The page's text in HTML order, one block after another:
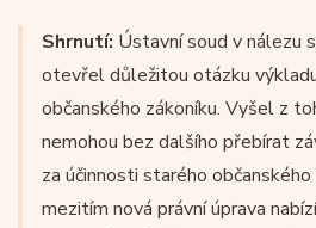
Shrnutí: Ústavní soud v nálezu
otevřel důležitou otázku
občanského zákoníku. Vyšel z
nemohou bez dalšího přebírat
za účinnosti starého
mezitím nová právní úprava